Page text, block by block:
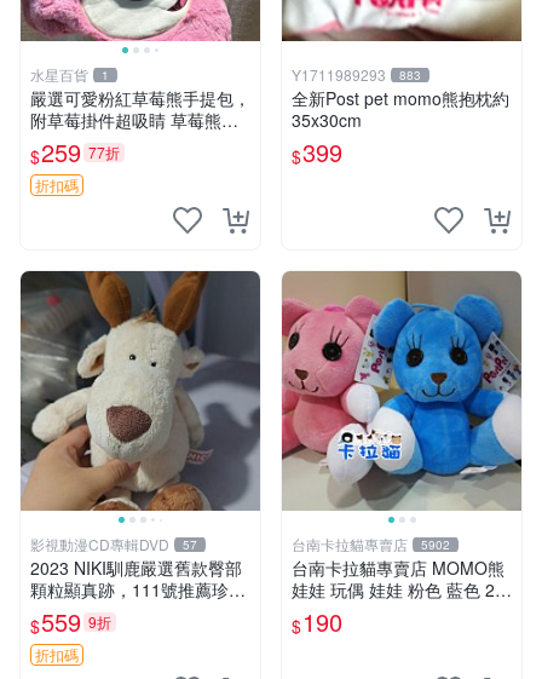
水星百貨 1
嚴選可愛粉紅草莓熊手提包，
附草莓掛件超吸睛 草莓熊手
提包 草莓掛件 可愛portunes
e
$259 77折
折扣碼
Y1711989293 883
全新Post pet momo熊抱枕約
35x30cm
$399
影視動漫CD專輯DVD 57
2023 NIKI馴鹿嚴選舊款臀部
顆粒顯真跡，111號推薦珍藏
品 馴鹿 舊款 尾巴顆粒
$559 9折
折扣碼
台南卡拉貓專賣店 5902
台南卡拉貓專賣店 MOMO熊
娃娃 玩偶 娃娃 粉色 藍色 2色
分售
$190